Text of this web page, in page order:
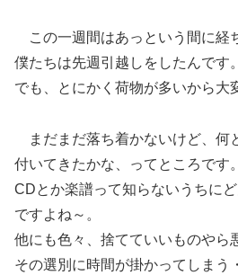
この一週間はあっという間に経
僕たちは先週引越しをしたんです。
でも、とにかく荷物が多いから大
まだまだ落ち着かないけど、何
付いてきたかな、ってところです。
CDとか楽譜って知らないうちに
ですよね～。
他にも色々、捨てていいものやら
その選別に時間が掛かってしまう